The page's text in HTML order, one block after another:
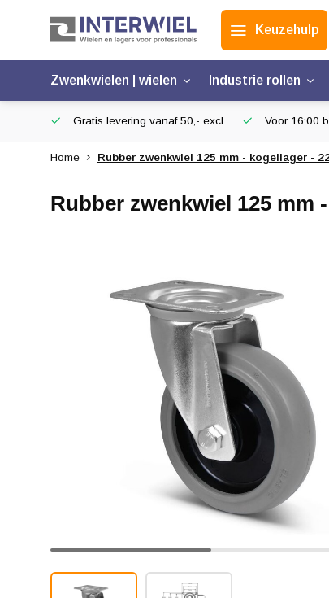
Keuzehulp
Zwenkwielen | wielen Industrie rollen
Gratis levering vanaf 50,- excl. Voor 16:00
Home Rubber zwenkwiel 125 mm - kogellager -
Rubber zwenkwiel 125 mm